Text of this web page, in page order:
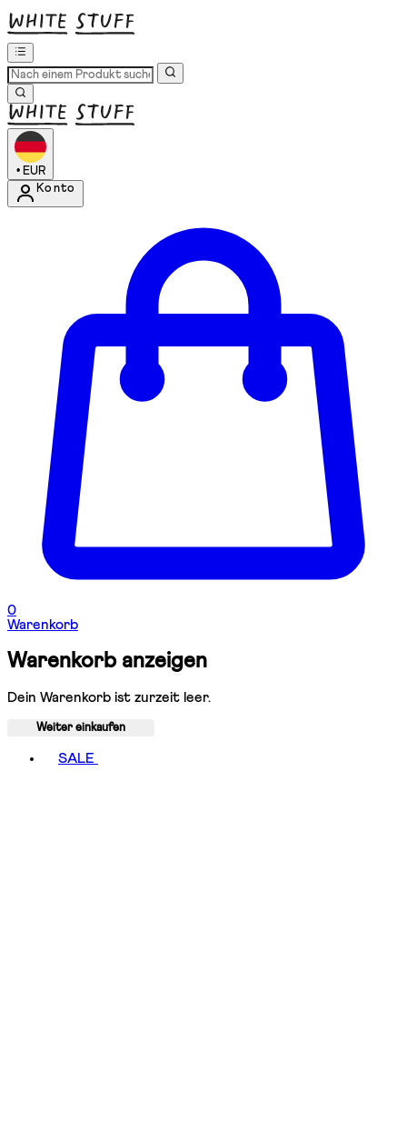
• EUR
Konto
0
Warenkorb
Warenkorb anzeigen
Dein Warenkorb ist zurzeit leer.
Weiter einkaufen
SALE